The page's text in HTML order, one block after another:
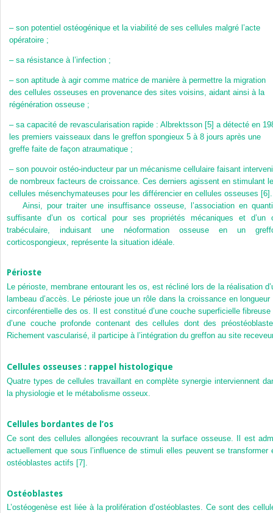
– son potentiel ostéogénique et la viabilité de ses cellules malgré l’acte
opératoire ;
– sa résistance à l’infection ;
– son aptitude à agir comme matrice de manière à permettre la migration
des cellules osseuses en provenance des sites voisins, aidant ainsi à la
régénération osseuse ;
– sa capacité de revascularisation rapide : Albrektsson [5] a détecté en
les premiers vaisseaux dans le greffon spongieux 5 à 8 jours après une
greffe faite de façon atraumatique ;
– son pouvoir ostéo-inducteur par un mécanisme cellulaire faisant
de nombreux facteurs de croissance. Ces derniers agissent en stimulant
cellules mésenchymateuses pour les différencier en cellules osseuses [6].
Ainsi, pour traiter une insuffisance osseuse, l’association en
suffisante d’un os cortical pour ses propriétés mécaniques et d’un
trabéculaire, induisant une néoformation osseuse en un
corticospongieux, représente la situation idéale.
Périoste
Le périoste, membrane entourant les os, est récliné lors de la réalisation
lambeau d’accès. Le périoste joue un rôle dans la croissance en longueur
circonférentielle des os. Il est constitué d’une couche superficielle fibreuse
d’une couche profonde contenant des cellules dont des
Richement vascularisé, il participe à l’intégration du greffon au site
Cellules osseuses : rappel histologique
Quatre types de cellules travaillant en complète synergie interviennent
la physiologie et le métabolisme osseux.
Cellules bordantes de l’os
Ce sont des cellules allongées recouvrant la surface osseuse. Il est
actuellement que sous l’influence de stimuli elles peuvent se transformer
ostéoblastes actifs [7].
Ostéoblastes
L’ostéogenèse est liée à la prolifération d’ostéoblastes. Ce sont des